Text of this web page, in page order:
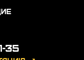
35